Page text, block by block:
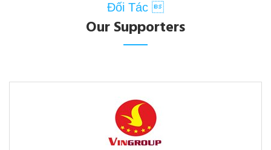
Đối Tác 
Our Supporters